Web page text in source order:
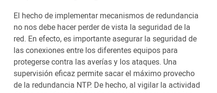
El hecho de implementar mecanismos de redundancia
no nos debe hacer perder de vista la seguridad de la
red. En efecto, es importante asegurar la seguridad de
las conexiones entre los diferentes equipos para
protegerse contra las averías y los ataques. Una
supervisión eficaz permite sacar el máximo provecho
de la redundancia NTP. De hecho, al vigilar la actividad